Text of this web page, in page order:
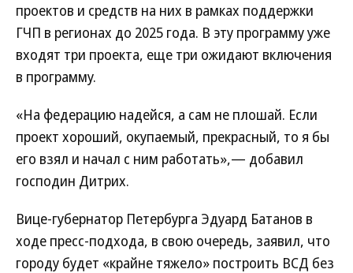
проектов и средств на них в рамках поддержки
ГЧП в регионах до 2025 года. В эту программу уже
входят три проекта, еще три ожидают включения
в программу.
«На федерацию надейся, а сам не плошай. Если
проект хороший, окупаемый, прекрасный, то я бы
его взял и начал с ним работать»,— добавил
господин Дитрих.
Вице-губернатор Петербурга Эдуард Батанов в
ходе пресс-подхода, в свою очередь, заявил, что
городу будет «крайне тяжело» построить ВСД без